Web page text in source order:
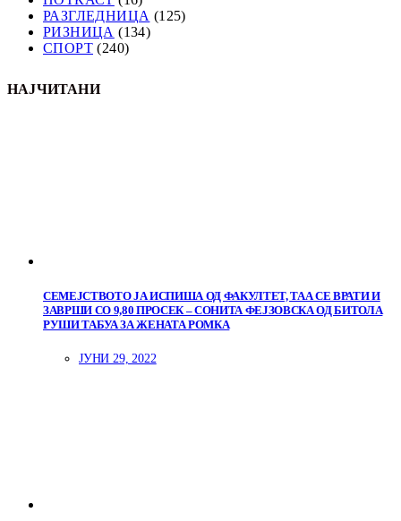
РАЗГЛЕДНИЦА (125)
РИЗНИЦА (134)
СПОРТ (240)
НАЈЧИТАНИ
СЕМЕЈСТВОТО ЈА ИСПИША ОД ФАКУЛТЕТ, ТАА СЕ ВРАТИ И
ЗАВРШИ СО 9,80 ПРОСЕК – СОНИТА ФЕЈЗОВСКА ОД БИТОЛА
РУШИ ТАБУА ЗА ЖЕНАТА РОМКА
ЈУНИ 29, 2022